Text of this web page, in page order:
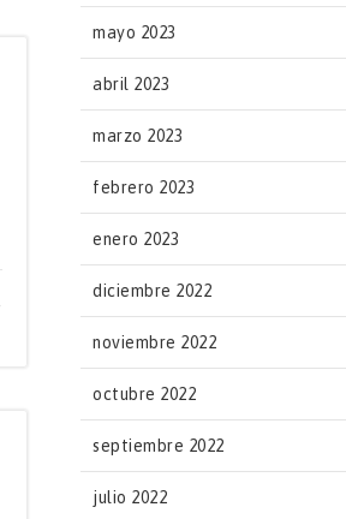
mayo 2023
abril 2023
marzo 2023
febrero 2023
enero 2023
diciembre 2022
noviembre 2022
octubre 2022
septiembre 2022
julio 2022